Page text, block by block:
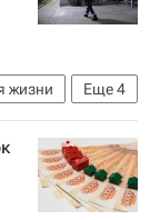
Еще4
жизни